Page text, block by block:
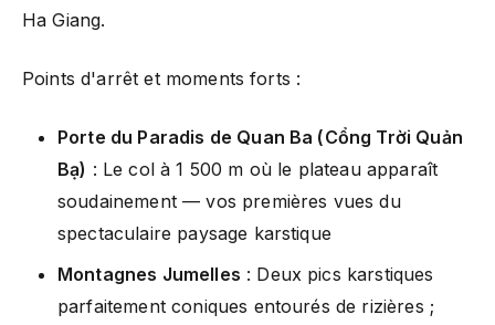
Ha Giang.
Points d'arrêt et moments forts :
Porte du Paradis de Quan Ba (Cổng Trời Quản
Bạ) : Le col à 1 500 m où le plateau apparaît
soudainement — vos premières vues du
spectaculaire paysage karstique
Montagnes Jumelles : Deux pics karstiques
parfaitement coniques entourés de rizières ;